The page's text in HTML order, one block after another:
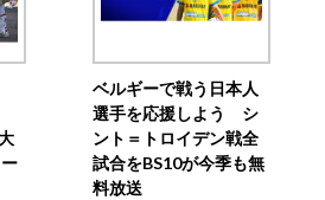
ベルギーで戦う日本人
選手を応援しよう シ
ント＝トロイデン戦全
試合をBS10が今季も無
料放送